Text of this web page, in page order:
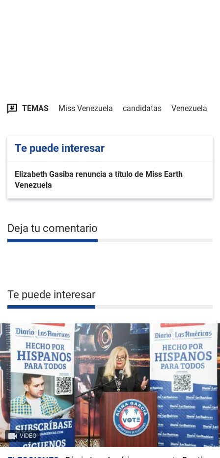
TEMAS Miss Venezuela candidatas Venezuela
Te puede interesar
Elizabeth Gasiba renuncia a título de Miss Earth
Venezuela
Deja tu comentario
Te puede interesar
VIDEO